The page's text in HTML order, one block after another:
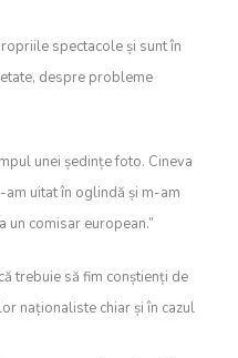
spectacole și sunt în
despre probleme
unei ședințe foto. Cineva
uitat în oglindă și m-am
un comisar european.”
trebuie să fim conștienți de
naționaliste chiar și în cazul